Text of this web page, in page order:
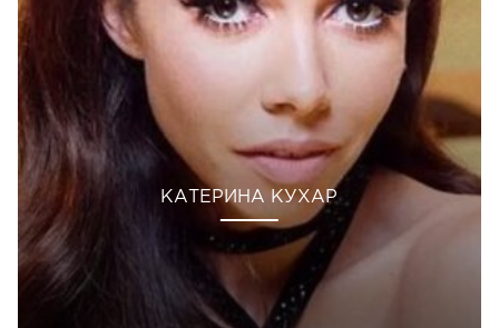
КАТЕРИНА КУХАР